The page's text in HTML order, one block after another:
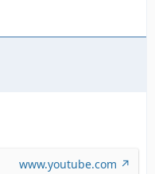
www.youtube.com